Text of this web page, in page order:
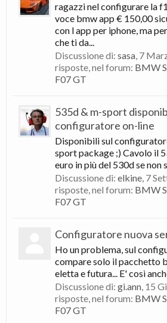
ragazzi nel configurare la
voce bmw app € 150,00
con l app per iphone, ma
che ti da...
Discussione di: sasa, 7
risposte, nel forum: BMW
F07 GT
535d & m-sport
configuratore on-line
Disponibili sul
sport package ;) Cavolo il
euro in più del 530d se non
Discussione di: elkine, 7
risposte, nel forum: BMW
F07 GT
Configuratore nuova
Ho un problema, sul
compare solo il pacchetto
eletta e futura... E' così
Discussione di: gi.ann, 15
risposte, nel forum: BMW
F07 GT